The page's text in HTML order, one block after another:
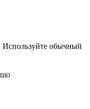
Используйте обычный